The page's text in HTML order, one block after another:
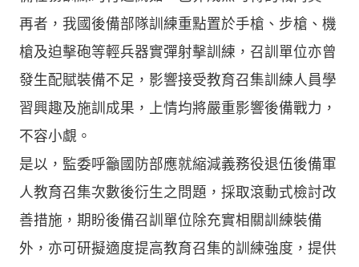
再者，我國後備部隊訓練重點置於手槍、步槍、機
槍及迫擊砲等輕兵器實彈射擊訓練，召訓單位亦曾
發生配賦裝備不足，影響接受教育召集訓練人員學
習興趣及施訓成果，上情均將嚴重影響後備戰力，
不容小覷。
是以，監委呼籲國防部應就縮減義務役退伍後備軍
人教育召集次數後衍生之問題，採取滾動式檢討改
善措施，期盼後備召訓單位除充實相關訓練裝備
外，亦可研擬適度提高教育召集的訓練強度，提供